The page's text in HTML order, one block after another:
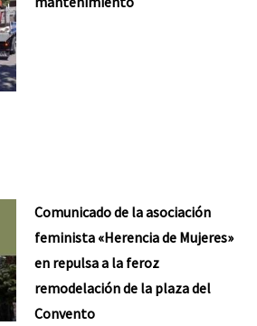
Comunicado de la asociación
feminista «Herencia de Mujeres»
en repulsa a la feroz
remodelación de la plaza del
Convento